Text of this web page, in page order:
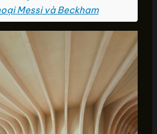
Messi và Beckham